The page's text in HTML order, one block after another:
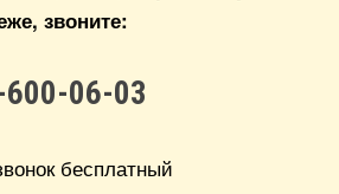
звоните:
06-03
бесплатный